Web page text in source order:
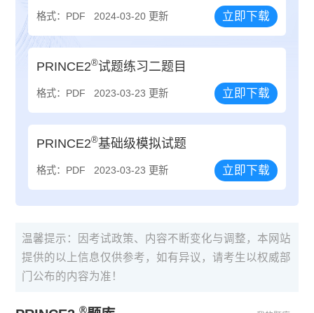
格式：PDF 2024-03-20 更新 立即下载
PRINCE2®试题练习二题目
格式：PDF 2023-03-23 更新 立即下载
PRINCE2®基础级模拟试题
格式：PDF 2023-03-23 更新 立即下载
温馨提示：因考试政策、内容不断变化与调整，本网站
提供的以上信息仅供参考，如有异议，请考生以权威部
门公布的内容为准！
®